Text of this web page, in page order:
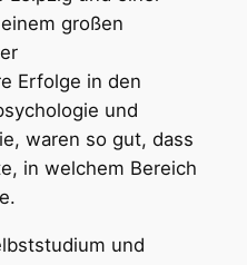
großen
Erfolge in den
und
waren so gut, dass
in welchem Bereich
und